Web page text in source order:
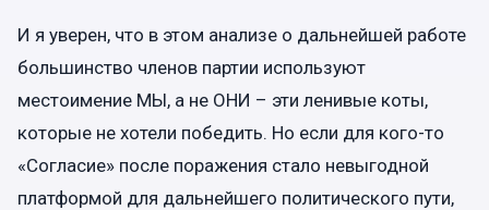
И я уверен, что в этом анализе о дальнейшей работе
большинство членов партии используют
местоимение МЫ, а не ОНИ – эти ленивые коты,
которые не хотели победить. Но если для кого-то
«Согласие» после поражения стало невыгодной
платформой для дальнейшего политического пути,